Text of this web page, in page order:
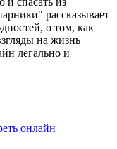
рассказывает
о том, как
на жизнь
легально и